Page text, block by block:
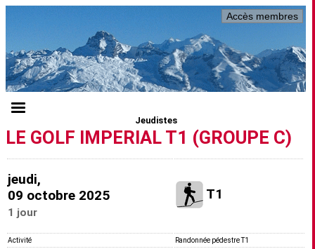
Accès membres
Jeudistes
LE GOLF IMPERIAL T1 (GROUPE C)
jeudi,
09 octobre 2025
1 jour
T1
Activité
Randonnée pédestre T1